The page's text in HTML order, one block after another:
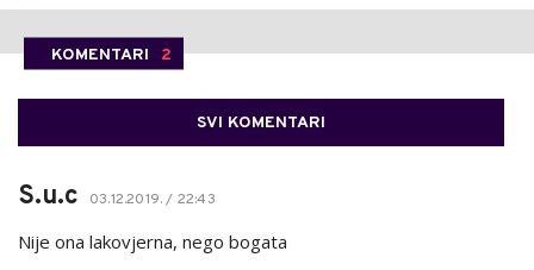
KOMENTARI 2
SVI KOMENTARI
S.u.c 03.12.2019. / 22:43
Nije ona lakovjerna, nego bogata